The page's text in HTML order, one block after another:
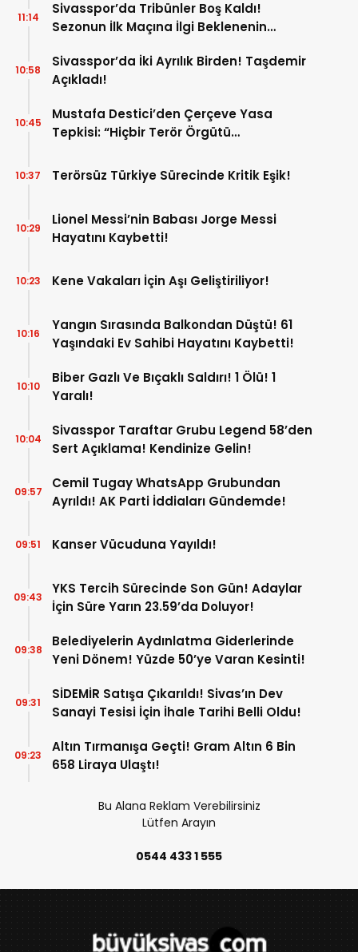
Sivasspor’da Tribünler Boş Kaldı!
Sezonun İlk Maçına İlgi Beklenenin
11:14
Sivasspor’da İki Ayrılık Birden! Taşdemir
Açıkladı!
10:58
Mustafa Destici’den Çerçeve Yasa
Tepkisi: “Hiçbir Terör Örgütü
Edilemez”
10:45
Terörsüz Türkiye Sürecinde Kritik Eşik!
10:37
Lionel Messi’nin Babası Jorge Messi
Hayatını Kaybetti!
10:29
Kene Vakaları İçin Aşı Geliştiriliyor!
10:23
Yangın Sırasında Balkondan Düştü! 61
Yaşındaki Ev Sahibi Hayatını Kaybetti!
10:16
Biber Gazlı Ve Bıçaklı Saldırı! 1 Ölü! 1
Yaralı!
10:10
Sivasspor Taraftar Grubu Legend 58’den
Sert Açıklama! Kendinize Gelin!
10:04
Cemil Tugay WhatsApp Grubundan
Ayrıldı! AK Parti İddiaları Gündemde!
09:57
Kanser Vücuduna Yayıldı!
09:51
YKS Tercih Sürecinde Son Gün! Adaylar
İçin Süre Yarın 23.59’da Doluyor!
09:43
Belediyelerin Aydınlatma Giderlerinde
Yeni Dönem! Yüzde 50’ye Varan Kesinti!
09:38
SİDEMİR Satışa Çıkarıldı! Sivas’ın Dev
Sanayi Tesisi İçin İhale Tarihi Belli Oldu!
09:31
Altın Tırmanışa Geçti! Gram Altın 6 Bin
658 Liraya Ulaştı!
09:23
Bu Alana Reklam Verebilirsiniz
Lütfen Arayın
0544 433 1 555